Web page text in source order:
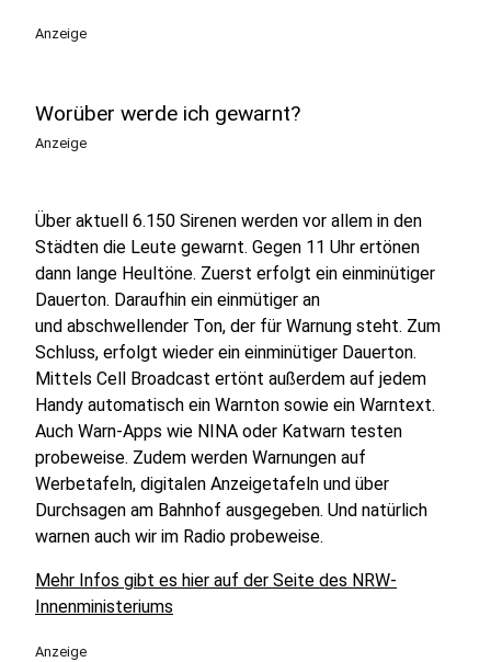
Anzeige
Worüber werde ich gewarnt?
Anzeige
Über aktuell 6.150 Sirenen werden vor allem in den
Städten die Leute gewarnt. Gegen 11 Uhr ertönen
dann lange Heultöne. Zuerst erfolgt ein einminütiger
Dauerton. Daraufhin ein einmütiger an
und abschwellender Ton, der für Warnung steht. Zum
Schluss, erfolgt wieder ein einminütiger Dauerton.
Mittels Cell Broadcast ertönt außerdem auf jedem
Handy automatisch ein Warnton sowie ein Warntext.
Auch Warn-Apps wie NINA oder Katwarn testen
probeweise. Zudem werden Warnungen auf
Werbetafeln, digitalen Anzeigetafeln und über
Durchsagen am Bahnhof ausgegeben. Und natürlich
warnen auch wir im Radio probeweise.
Mehr Infos gibt es hier auf der Seite des NRW-
Innenministeriums
Anzeige